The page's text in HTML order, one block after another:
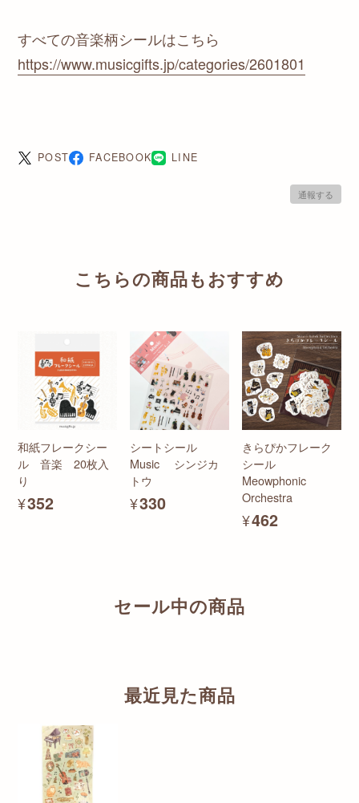
すべての音楽柄シールはこちら
https://www.musicgifts.jp/categories/2601801
POST FACEBOOK LINE
通報する
こちらの商品もおすすめ
和紙フレークシー
ル 音楽 20枚入
り
¥352
シートシール
Music シンジカ
トウ
¥330
きらぴかフレーク
シール
Meowphonic
Orchestra
¥462
セール中の商品
最近見た商品